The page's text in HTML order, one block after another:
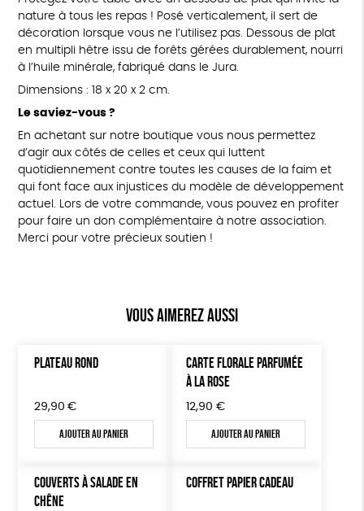
nature à tous les repas ! Posé verticalement, il sert de
décoration lorsque vous ne l’utilisez pas. Dessous de plat
en multipli hêtre issu de forêts gérées durablement, nourri
à l’huile minérale, fabriqué dans le Jura.
Dimensions : 18 x 20 x 2 cm.
Le saviez-vous ?
En achetant sur notre boutique vous nous permettez
d’agir aux côtés de celles et ceux qui luttent
quotidiennement contre toutes les causes de la faim et
qui font face aux injustices du modèle de développement
actuel. Lors de votre commande, vous pouvez en profiter
pour faire un don complémentaire à notre association.
Merci pour votre précieux soutien !
Vous aimerez aussi
PLATEAU ROND
29,90 €
Ajouter au panier
CARTE FLORALE PARFUMÉE
À LA ROSE
12,90 €
Ajouter au panier
COUVERTS À SALADE EN
CHÊNE
COFFRET PAPIER CADEAU